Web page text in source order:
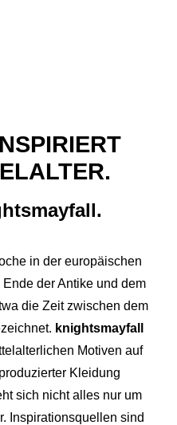
in der europäischen
der Antike und dem
die Zeit zwischen dem
knightsmayfall
Motiven auf
Kleidung
sich nicht alles nur um
Inspirationsquellen sind